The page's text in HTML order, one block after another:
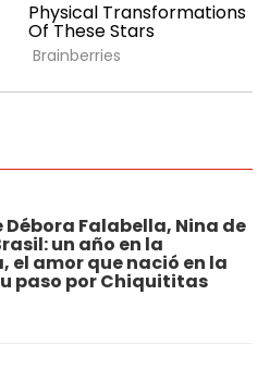
Débora Falabella, Nina de
un año en la
el amor que nació en la
paso por Chiquititas